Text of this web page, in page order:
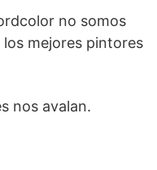
no somos
mejores pintores
nos avalan.